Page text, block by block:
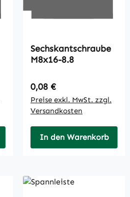
Sechskantschraube
M8x16-8.8
Regulärer Preis:
0,08 €
Preise exkl. MwSt. zzgl.
Versandkosten
In den Warenkorb